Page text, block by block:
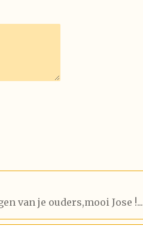
van je ouders,mooi Jose !...